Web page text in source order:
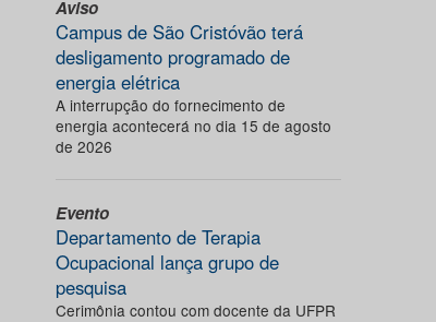
Aviso
Campus de São Cristóvão terá
desligamento programado de
energia elétrica
A interrupção do fornecimento de
energia acontecerá no dia 15 de agosto
de 2026
Evento
Departamento de Terapia
Ocupacional lança grupo de
pesquisa
Cerimônia contou com docente da UFPR